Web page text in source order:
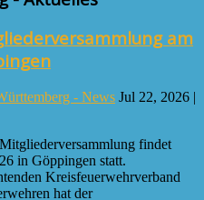
am
- News Jul 22, 2026 |
findet
in Göppingen statt.
Kreisfeuerwehrverband
hat der